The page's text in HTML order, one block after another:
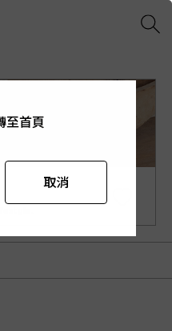
至首頁
取消
至首頁
取消
至首頁
取消
至首頁
取消
至首頁
取消